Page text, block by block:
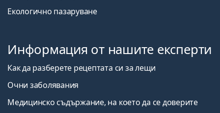
Екологично пазаруване
Информация от нашите експерти
Как да разберете рецептата си за лещи
Очни заболявания
Медицинско съдържание, на което да се доверите